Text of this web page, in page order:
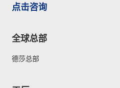
点击咨询
全球总部
德莎总部